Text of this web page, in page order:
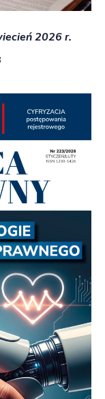
2026 r.